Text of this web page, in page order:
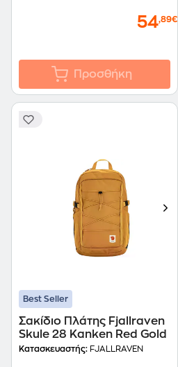
54,89€
Προσθήκη
Best Seller
Σακίδιο Πλάτης Fjallraven
Skule 28 Kanken Red Gold
Κατασκευαστής: FJALLRAVEN